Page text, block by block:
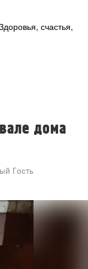
счастья,
дома
Гость